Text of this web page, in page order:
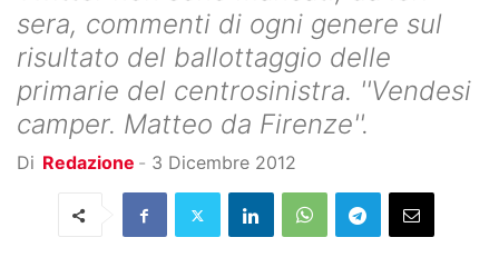
sera, commenti di ogni genere sul
risultato del ballottaggio delle
primarie del centrosinistra. ''Vendesi
camper. Matteo da Firenze''.
Di Redazione - 3 Dicembre 2012